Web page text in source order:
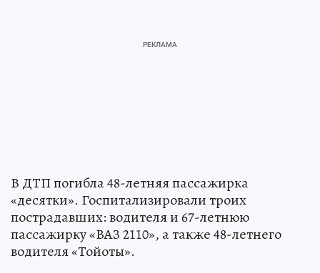
В ДТП погибла 48-летняя пассажирка
«десятки». Госпитализировали троих
пострадавших: водителя и 67-летнюю
пассажирку «ВАЗ 2110», а также 48-летнего
водителя «Тойоты».